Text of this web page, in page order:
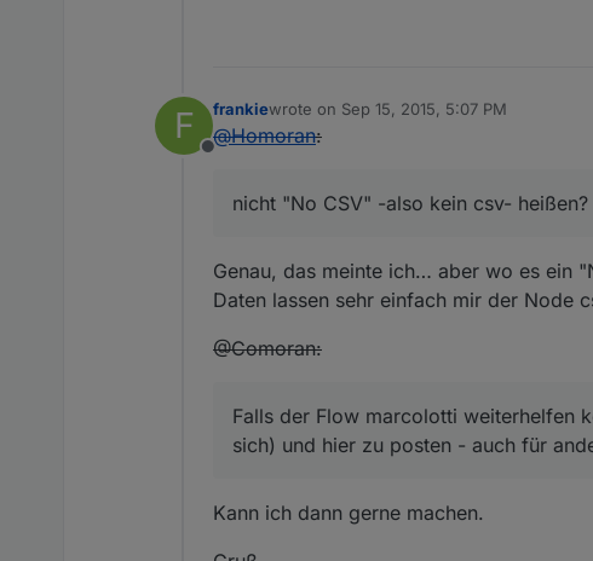
F
Offline
frankiewrote on Sep 15, 2015, 5:07 PM
last edited by
@Homoran:
nicht "No CSV" -also kein csv- heißen?
Genau, das meinte ich… aber wo es ein
Daten lassen sehr einfach mir der Node
@Comoran:
Falls der Flow marcolotti weiterhelfen
sich) und hier zu posten - auch für
Kann ich dann gerne machen.